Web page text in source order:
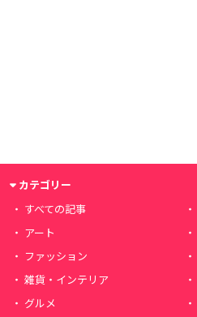
カテゴリー
すべての記事
アート
ファッション
雑貨・インテリア
グルメ